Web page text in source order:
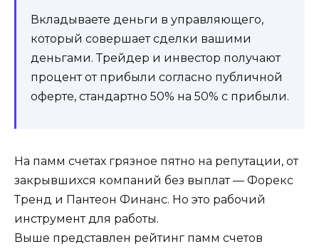
Вкладываете деньги в управляющего,
который совершает сделки вашими
деньгами. Трейдер и инвестор получают
процент от прибыли согласно публичной
оферте, стандартно 50% на 50% с прибыли.
На памм счетах грязное пятно на репутации, от
закрывшихся компаний без выплат — Форекс
Тренд и Пантеон Финанс. Но это рабочий
инструмент для работы.
Выше представлен рейтинг памм счетов